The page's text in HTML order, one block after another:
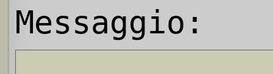
Messaggio: